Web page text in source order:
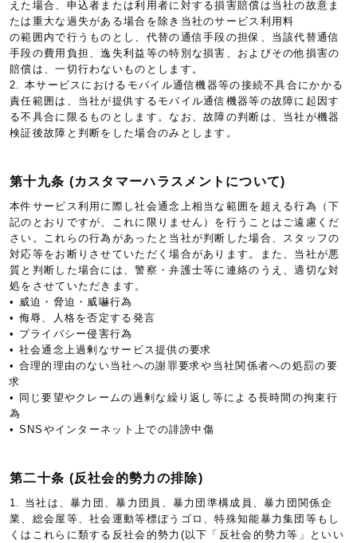
えた場合、申込者または利用者に対する損害賠償は当社の故意ま
たは重大な過失がある場合を除き当社のサービス利用料
の範囲内で行うものとし、代替の通信手段の担保、当該代替通信
手段の費用負担、逸失利益等の特別な損害、およびその他損害の
賠償は、一切行わないものとします。
2. 本サービスにおけるモバイル通信機器等の接続不具合にかかる
責任範囲は、当社が提供するモバイル通信機器等の故障に起因す
る不具合に限るものとします。なお、故障の判断は、当社が機器
検証後故障と判断をした場合のみとします。
第十九条 (カスタマーハラスメントについて)
本件サービス利用に際し社会通念上相当な範囲を超える行為（下
記のとおりですが、これに限りません）を行うことはご遠慮くだ
さい。これらの行為があったと当社が判断した場合、スタッフの
対応等をお断りさせていただく場合があります。また、当社が悪
質と判断した場合には、警察・弁護士等に連絡のうえ、適切な対
処をさせていただきます。
• 威迫・脅迫・威嚇行為
• 侮辱、人格を否定する発言
• プライバシー侵害行為
• 社会通念上過剰なサービス提供の要求
• 合理的理由のない当社への謝罪要求や当社関係者への処罰の要
求
• 同じ要望やクレームの過剰な繰り返し等による長時間の拘束行
為
• SNSやインターネット上での誹謗中傷
第二十条 (反社会的勢力の排除)
1. 当社は、暴力団、暴力団員、暴力団準構成員、暴力団関係企
業、総会屋等、社会運動等標ぼうゴロ、特殊知能暴力集団等もし
くはこれらに類する反社会的勢力(以下「反社会的勢力等」といい